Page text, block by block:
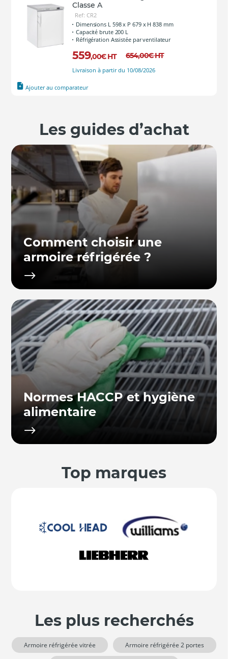
Classe A
Ref: CR2
Dimensions L 598 x P 679 x H 838 mm
Capacité brute 200 L
Réfrigération Assistée par ventilateur
559,00€ HT 654,00€HT
Livraison à partir du 10/08/2026
Ajouter au comparateur
Les guides d’achat
Comment choisir une
armoire réfrigérée ?
Normes HACCP et hygiène
alimentaire
Top marques
Les plus recherchés
Armoire réfrigérée vitrée Armoire réfrigérée 2 portes